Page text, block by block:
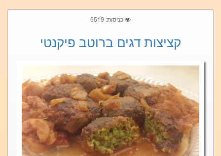
כניסות: 6519
קציצות דגים ברוטב פיקנטי